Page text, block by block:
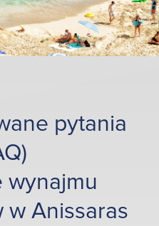
pytania
wynajmu
w Anissaras